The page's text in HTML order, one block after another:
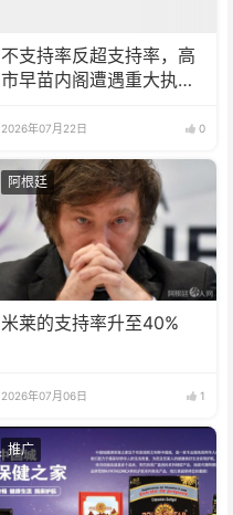
不支持率反超支持率，高
市早苗内阁遭遇重大执政
2026年07月22日 0
阿根廷
米莱的支持率升至40%
2026年07月06日 1
推广